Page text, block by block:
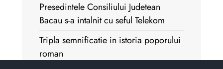
Presedintele Consiliului Judetean
Bacau s-a intalnit cu seful Telekom
Tripla semnificatie in istoria poporului
roman